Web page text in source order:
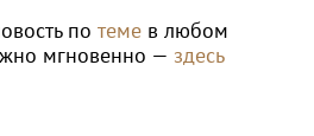
по теме в любом
мгновенно — здесь